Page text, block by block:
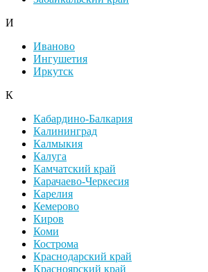
И
Иваново
Ингушетия
Иркутск
К
Кабардино-Балкария
Калининград
Калмыкия
Калуга
Камчатский край
Карачаево-Черкесия
Карелия
Кемерово
Киров
Коми
Кострома
Краснодарский край
Красноярский край